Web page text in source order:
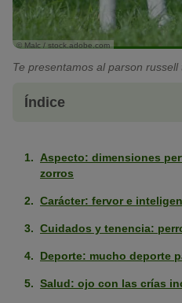
© Malc / stock.adobe.com
Te presentamos al parson
Índice
Aspecto: dimensiones
zorros
Carácter: fervor e
Cuidados y tenencia:
Deporte: mucho deporte
Salud: ojo con las crías